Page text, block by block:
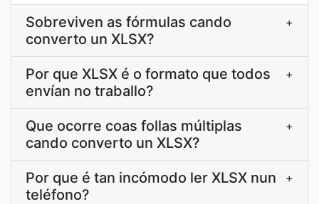
Sobreviven as fórmulas cando
converto un XLSX?
+
Por que XLSX é o formato que todos
envían no traballo?
+
Que ocorre coas follas múltiplas
cando converto un XLSX?
+
Por que é tan incómodo ler XLSX nun
teléfono?
+